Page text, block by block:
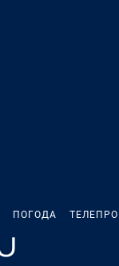
ПОГОДА